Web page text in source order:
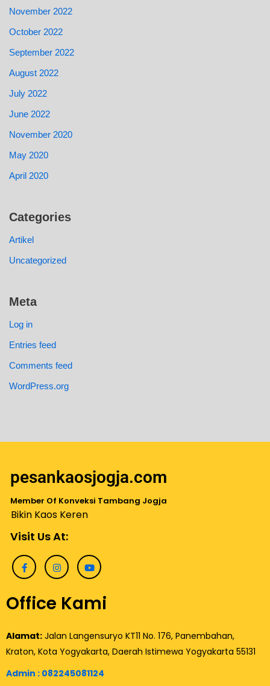
November 2022
October 2022
September 2022
August 2022
July 2022
June 2022
November 2020
May 2020
April 2020
Categories
Artikel
Uncategorized
Meta
Log in
Entries feed
Comments feed
WordPress.org
pesankaosjogja.com
Member Of Konveksi Tambang Jogja
Bikin Kaos Keren
Visit Us At:
Office Kami
Alamat: Jalan Langensuryo KT11 No. 176, Panembahan,
Kraton, Kota Yogyakarta, Daerah Istimewa Yogyakarta 55131
Admin : 082245081124